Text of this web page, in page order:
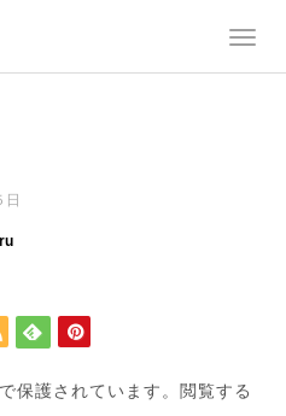
T
n
日
ru
保護されています。閲覧する